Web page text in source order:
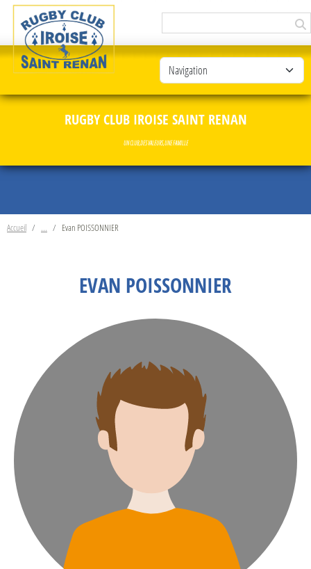
RUGBY CLUB IROISE SAINT RENAN
UN CLUB, DES VALEURS, UNE FAMILLE
Accueil Evan POISSONNIER
EVAN POISSONNIER
Panneau de gestion des cookies